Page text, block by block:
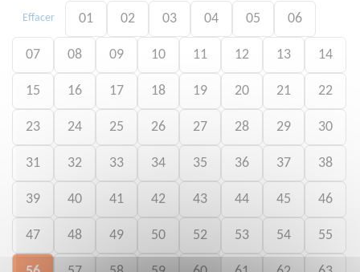
Effacer 01 02 03 04 05 06
07 08 09 10 11 12 13 14
15 16 17 18 19 20 21 22
23 24 25 26 27 28 29 30
31 32 33 34 35 36 37 38
39 40 41 42 43 44 45 46
47 48 49 50 52 53 54 55